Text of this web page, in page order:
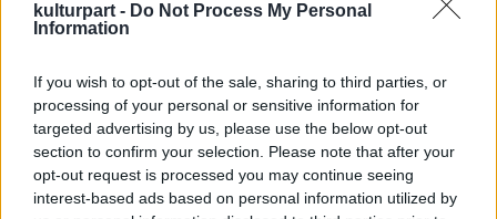
kulturpart - Do Not Process My Personal
Information
If you wish to opt-out of the sale, sharing to third parties, or
processing of your personal or sensitive information for
targeted advertising by us, please use the below opt-out
section to confirm your selection. Please note that after your
opt-out request is processed you may continue seeing
interest-based ads based on personal information utilized by
A régészek szerint a csengettyűt feltehetően
a templom egyik főpapja veszíthette el,
ruha szegélyére erősített, a hatalmat, magas
rangot jelző arany csengettyűt. De az is lehet,
hogy tehetős helyi lakos ruháját díszítette.
A picinyke csengettyű átmérője mindössze